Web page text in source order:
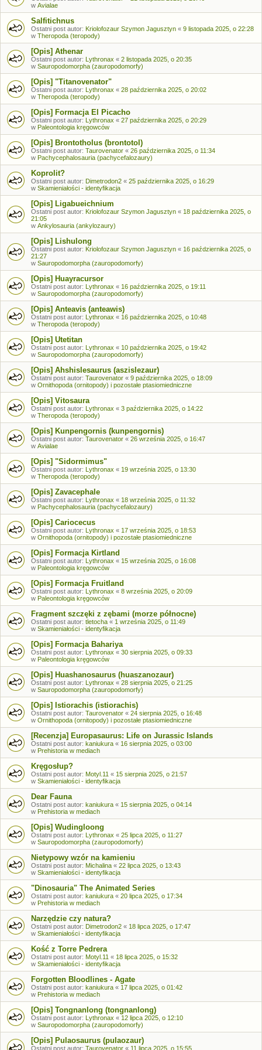
w Avialae
Salfitichnus
Ostatni post autor: Kriolofozaur Szymon Jagusztyn « 9 listopada 2025, o 22:28
w Theropoda (teropody)
[Opis] Athenar
Ostatni post autor: Lythronax « 2 listopada 2025, o 20:35
w Sauropodomorpha (zauropodomorfy)
[Opis] "Titanovenator"
Ostatni post autor: Lythronax « 28 października 2025, o 20:02
w Theropoda (teropody)
[Opis] Formacja El Picacho
Ostatni post autor: Lythronax « 27 października 2025, o 20:29
w Paleontologia kręgowców
[Opis] Brontotholus (brontotol)
Ostatni post autor: Taurovenator « 26 października 2025, o 11:34
w Pachycephalosauria (pachycefalozaury)
Koprolit?
Ostatni post autor: Dimetrodon2 « 25 października 2025, o 16:29
w Skamieniałości - identyfikacja
[Opis] Ligabueichnium
Ostatni post autor: Kriolofozaur Szymon Jagusztyn « 18 października 2025, o
21:05
w Ankylosauria (ankylozaury)
[Opis] Lishulong
Ostatni post autor: Kriolofozaur Szymon Jagusztyn « 16 października 2025, o
21:27
w Sauropodomorpha (zauropodomorfy)
[Opis] Huayracursor
Ostatni post autor: Lythronax « 16 października 2025, o 19:11
w Sauropodomorpha (zauropodomorfy)
[Opis] Anteavis (anteawis)
Ostatni post autor: Lythronax « 16 października 2025, o 10:48
w Theropoda (teropody)
[Opis] Utetitan
Ostatni post autor: Lythronax « 10 października 2025, o 19:42
w Sauropodomorpha (zauropodomorfy)
[Opis] Ahshislesaurus (aszislezaur)
Ostatni post autor: Taurovenator « 9 października 2025, o 18:09
w Ornithopoda (ornitopody) i pozostałe ptasiomiedniczne
[Opis] Vitosaura
Ostatni post autor: Lythronax « 3 października 2025, o 14:22
w Theropoda (teropody)
[Opis] Kunpengornis (kunpengornis)
Ostatni post autor: Taurovenator « 26 września 2025, o 16:47
w Avialae
[Opis] "Sidormimus"
Ostatni post autor: Lythronax « 19 września 2025, o 13:30
w Theropoda (teropody)
[Opis] Zavacephale
Ostatni post autor: Lythronax « 18 września 2025, o 11:32
w Pachycephalosauria (pachycefalozaury)
[Opis] Cariocecus
Ostatni post autor: Lythronax « 17 września 2025, o 18:53
w Ornithopoda (ornitopody) i pozostałe ptasiomiedniczne
[Opis] Formacja Kirtland
Ostatni post autor: Lythronax « 15 września 2025, o 16:08
w Paleontologia kręgowców
[Opis] Formacja Fruitland
Ostatni post autor: Lythronax « 8 września 2025, o 20:09
w Paleontologia kręgowców
Fragment szczęki z zębami (morze północne)
Ostatni post autor: tletocha « 1 września 2025, o 11:49
w Skamieniałości - identyfikacja
[Opis] Formacja Bahariya
Ostatni post autor: Lythronax « 30 sierpnia 2025, o 09:33
w Paleontologia kręgowców
[Opis] Huashanosaurus (huaszanozaur)
Ostatni post autor: Lythronax « 28 sierpnia 2025, o 21:25
w Sauropodomorpha (zauropodomorfy)
[Opis] Istiorachis (istiorachis)
Ostatni post autor: Taurovenator « 24 sierpnia 2025, o 16:48
w Ornithopoda (ornitopody) i pozostałe ptasiomiedniczne
[Recenzja] Europasaurus: Life on Jurassic Islands
Ostatni post autor: kaniukura « 16 sierpnia 2025, o 03:00
w Prehistoria w mediach
Kręgosłup?
Ostatni post autor: Motyl.11 « 15 sierpnia 2025, o 21:57
w Skamieniałości - identyfikacja
Dear Fauna
Ostatni post autor: kaniukura « 15 sierpnia 2025, o 04:14
w Prehistoria w mediach
[Opis] Wudingloong
Ostatni post autor: Lythronax « 25 lipca 2025, o 11:27
w Sauropodomorpha (zauropodomorfy)
Nietypowy wzór na kamieniu
Ostatni post autor: Michalina « 22 lipca 2025, o 13:43
w Skamieniałości - identyfikacja
"Dinosauria" The Animated Series
Ostatni post autor: kaniukura « 20 lipca 2025, o 17:34
w Prehistoria w mediach
Narzędzie czy natura?
Ostatni post autor: Dimetrodon2 « 18 lipca 2025, o 17:47
w Skamieniałości - identyfikacja
Kość z Torre Pedrera
Ostatni post autor: Motyl.11 « 18 lipca 2025, o 15:32
w Skamieniałości - identyfikacja
Forgotten Bloodlines - Agate
Ostatni post autor: kaniukura « 17 lipca 2025, o 01:42
w Prehistoria w mediach
[Opis] Tongnanlong (tongnanlong)
Ostatni post autor: Lythronax « 12 lipca 2025, o 12:10
w Sauropodomorpha (zauropodomorfy)
[Opis] Pulaosaurus (pulaozaur)
Ostatni post autor: Taurovenator « 11 lipca 2025, o 15:55